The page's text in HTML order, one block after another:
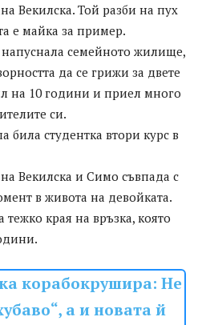
Векилска. Той разби на пух
е майка за пример.
семейното жилище,
да се грижи за двете
на 10 години и приел много
си.
била студентка втори курс в
Векилска и Симо съвпада с
в живота на девойката.
края на връзка, която
корабокрушира: Не
а и новата й